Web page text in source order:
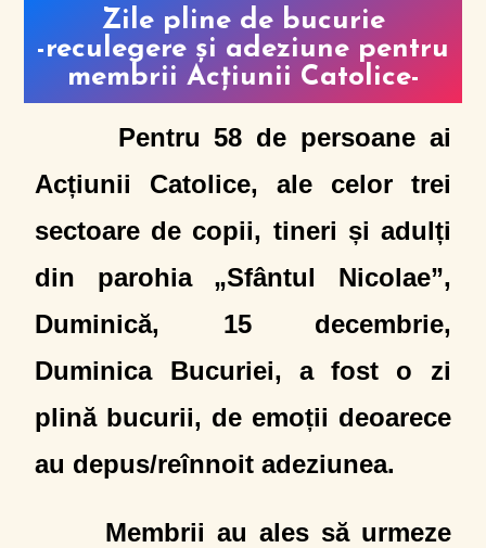
Zile pline de bucurie
-reculegere și adeziune pentru
membrii Acțiunii Catolice-
Pentru 58 de persoane ai
Acțiunii Catolice, ale celor trei
sectoare de copii, tineri și adulți
din parohia „Sfântul Nicolae”,
Duminică, 15 decembrie,
Duminica Bucuriei, a fost o zi
plină bucurii, de emoții deoarece
au depus/reînnoit adeziunea.
Membrii au ales să urmeze